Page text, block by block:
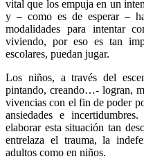
vital que los empuja en un
y – como es de esperar –
modalidades para intentar
viviendo, por eso es tan
escolares, puedan jugar.
Los niños, a través del
pintando, creando…- logran,
vivencias con el fin de poder
ansiedades e
elaborar esta situación tan
entrelaza el trauma, la
adultos como en niños.